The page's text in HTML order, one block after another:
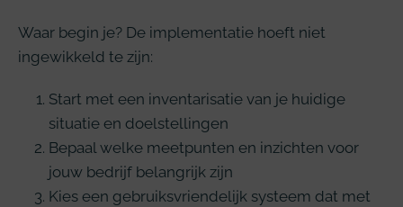
Waar begin je? De implementatie hoeft niet
ingewikkeld te zijn:
Start met een inventarisatie van je huidige
situatie en doelstellingen
Bepaal welke meetpunten en inzichten voor
jouw bedrijf belangrijk zijn
Kies een gebruiksvriendelijk systeem dat met